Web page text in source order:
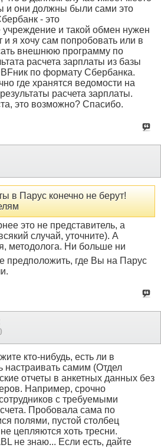
и они должны были сами это
- это
и такой обмен нужен
и я хочу сам попробовать или в
внешнюю программу по
расчета зарплаты из базы
по формату Сбербанка.
где хранятся ведомости на
расчета зарплаты.
это возможно? Спасибо.
в Парус конечно не берут!
это не представитель, а
случай, уточните). А
методолога. Ни больше ни
предположить, где Вы на Парус
кто-нибудь, есть ли в
самим (Отдел
отчеты в анкетных данных без
Например, срочно
с требуемыми
Пробовала сама по
полями, пустой столбец
цепляются хоть тресни.
не знаю... Если есть, дайте